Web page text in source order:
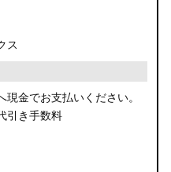
ス
金でお支払いください。
引き手数料